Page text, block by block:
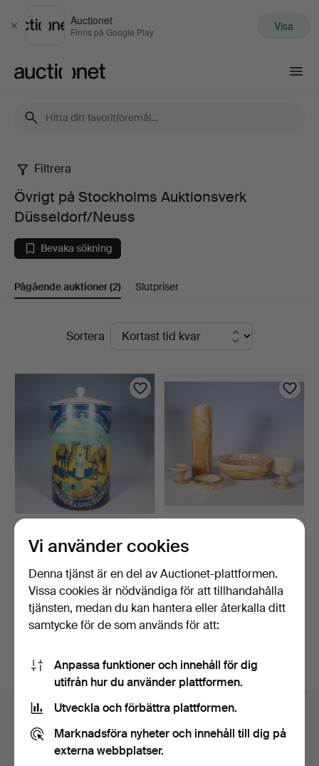
Stäng
Auctionet
Finns på Google Play Visa
Övrigt
på
Stockholms
Auktionsverk
Filtrera
Övrigt på Stockholms Auktionsverk
Düsseldorf/Neuss
Bevaka sökning
Pågående auktioner(2) Slutpriser
PågåendeSortera
plåtburk med lock f…
Värdering
174 USD
och en vas.
Värdering
208 USD
Bevaka sökning
Du kan också söka i vårt arkiv med avslutade auktioner
Föremål i Tyskland
Du ser nu bara föremål i Tyskland. Vi har transporter till
fast pris för alla föremål.
Vi använder cookies
Denna tjänst är en del av Auctionet-plattformen.
Vissa cookies är nödvändiga för att tillhandahålla
tjänsten, medan du kan hantera eller återkalla ditt
samtycke för de som används för att:
Anpassa funktioner och innehåll för dig
utifrån hur du använder plattformen.
Utveckla och förbättra plattformen.
Marknadsföra nyheter och innehåll till dig på
externa webbplatser.